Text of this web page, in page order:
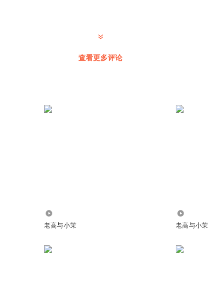
查看更多评论
老高与小茉 老高与小茉